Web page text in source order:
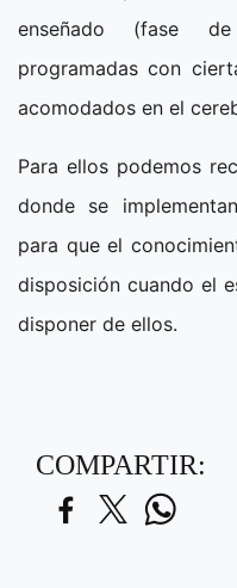
enseñado (fase
programadas con
acomodados en el
Para ellos podemos
donde se
para que el
disposición cuando el
disponer de ellos.
COMPARTIR: